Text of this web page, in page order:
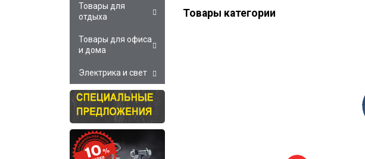
Товары категории
Товары для
отдыха
Товары для офиса
и дома
Электрика и свет